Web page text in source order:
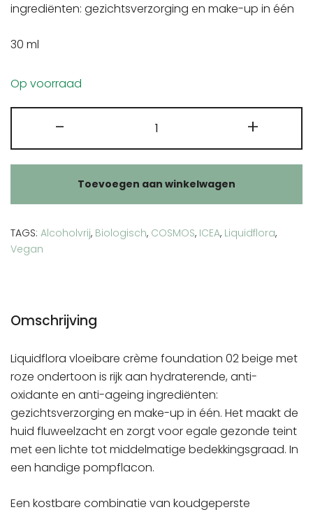
ingrediënten: gezichtsverzorging en make-up in één
30 ml
Op voorraad
-
vloeibare
crème
02
beige
aantal
+
Toevoegen aan winkelwagen
TAGS: Alcoholvrij, Biologisch, COSMOS, ICEA, Liquidflora,
Vegan
Omschrijving
Liquidflora vloeibare crème foundation 02 beige met
roze ondertoon is rijk aan hydraterende, anti-
oxidante en anti-ageing ingrediënten:
gezichtsverzorging en make-up in één. Het maakt de
huid fluweelzacht en zorgt voor egale gezonde teint
met een lichte tot middelmatige bedekkingsgraad. In
een handige pompflacon.
Een kostbare combinatie van koudgeperste